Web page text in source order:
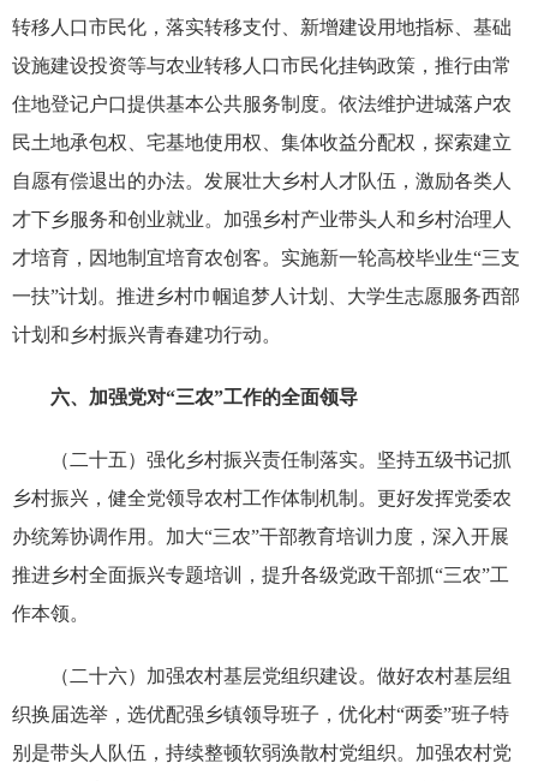
转移人口市民化，落实转移支付、新增建设用地指标、基础
设施建设投资等与农业转移人口市民化挂钩政策，推行由常
住地登记户口提供基本公共服务制度。依法维护进城落户农
民土地承包权、宅基地使用权、集体收益分配权，探索建立
自愿有偿退出的办法。发展壮大乡村人才队伍，激励各类人
才下乡服务和创业就业。加强乡村产业带头人和乡村治理人
才培育，因地制宜培育农创客。实施新一轮高校毕业生“三支
一扶”计划。推进乡村巾帼追梦人计划、大学生志愿服务西部
计划和乡村振兴青春建功行动。
六、加强党对“三农”工作的全面领导
（二十五）强化乡村振兴责任制落实。坚持五级书记抓
乡村振兴，健全党领导农村工作体制机制。更好发挥党委农
办统筹协调作用。加大“三农”干部教育培训力度，深入开展
推进乡村全面振兴专题培训，提升各级党政干部抓“三农”工
作本领。
（二十六）加强农村基层党组织建设。做好农村基层组
织换届选举，选优配强乡镇领导班子，优化村“两委”班子特
别是带头人队伍，持续整顿软弱涣散村党组织。加强农村党